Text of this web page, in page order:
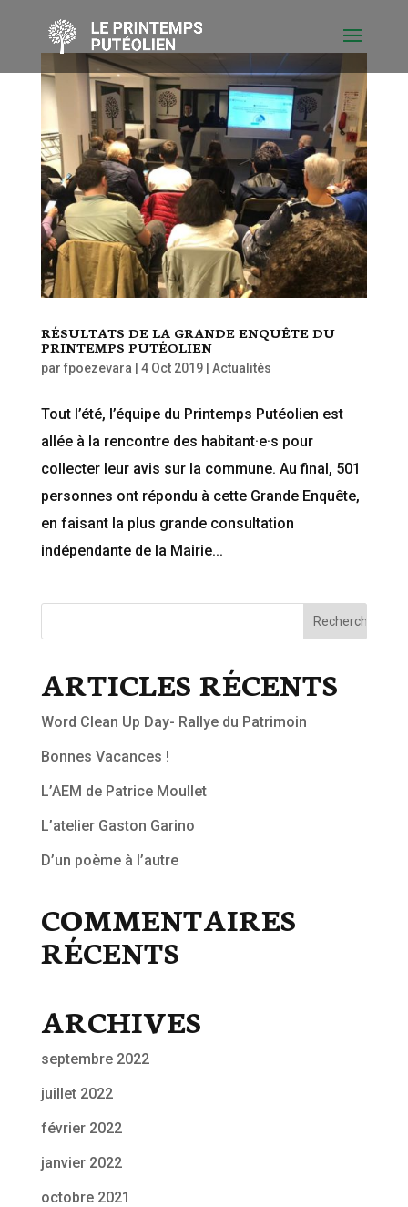
RÉSULTATS DE LA GRANDE ENQUÊTE DU
PRINTEMPS PUTÉOLIEN
par fpoezevara 4 Oct 2019| Actualités
Tout l’été, l’équipe du Printemps Putéolien est
allée à la rencontre des habitant·e·s pour
collecter leur avis sur la commune. Au final, 501
personnes ont répondu à cette Grande Enquête,
en faisant la plus grande consultation
indépendante de la Mairie...
ARTICLES RÉCENTS
Word Clean Up Day- Rallye du Patrimoin
Bonnes Vacances !
L’AEM de Patrice Moullet
L’atelier Gaston Garino
D’un poème à l’autre
COMMENTAIRES
RÉCENTS
ARCHIVES
septembre 2022
juillet 2022
février 2022
janvier 2022
octobre 2021